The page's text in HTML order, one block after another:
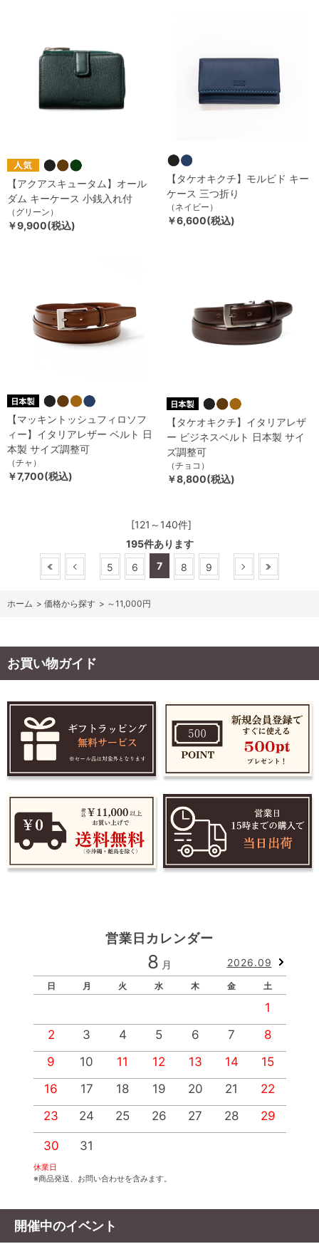
【アクアスキュータム】オール
ダム キーケース 小銭入れ付
（グリーン）
￥9,900(税込)
【タケオキクチ】モルビド キー
ケース 三つ折り
（ネイビー）
￥6,600(税込)
【マッキントッシュフィロソフ
ィー】イタリアレザー ベルト 日
本製 サイズ調整可
（チャ）
￥7,700(税込)
【タケオキクチ】イタリアレザ
ー ビジネスベルト 日本製 サイ
ズ調整可
（チョコ）
￥8,800(税込)
[121～140件]
195件あります
5
6 7 8 9
ホーム > 価格から探す > ～11,000円
お買い物ガイド
営業日カレンダー
8 月 2026.09
日 月 火 水 木 金 土
1
2
3 4 5 6 7
8
9
10 11 12 13 14
15
16
17 18 19 20 21
22
23
24 25 26 27 28 29
30 31
休業日
※商品発送、お問い合わせを含みます。
開催中のイベント